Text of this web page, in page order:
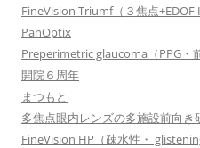
FineVision Triumf（３焦点+EDOF
PanOptix
Preperimetric glaucoma（PPG・
開院６周年
まつもと
多焦点眼内レンズの多施設前向き
FineVision HP（疎水性・